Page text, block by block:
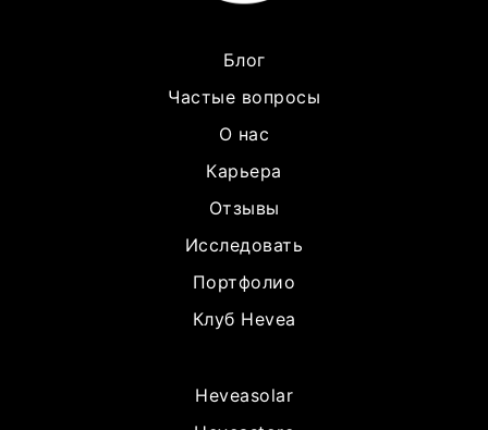
Блог
Частые вопросы
О нас
Карьера
Отзывы
Исследовать
Портфолио
Клуб Hevea
Heveasolar